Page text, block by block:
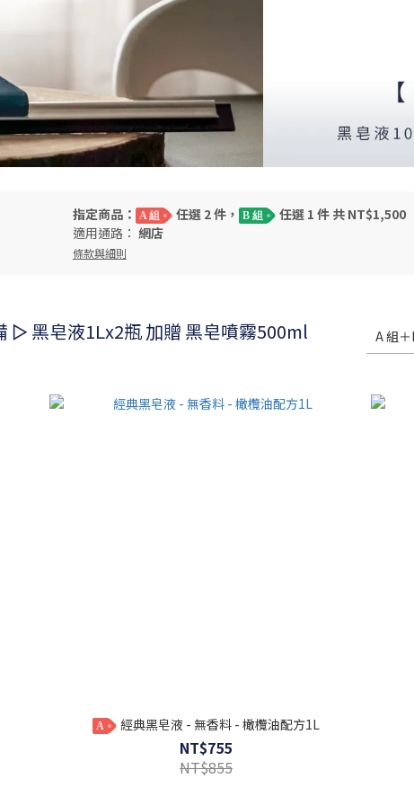
指定商品： A 組 任選 2 件， B 組
任選 1 件 共 NT$1,500
適用通路： 網店
條款與細則
▻ 黑皂液1Lx2瓶 加贈 黑皂噴霧500ml A 組
A 經典黑皂液 - 無香料 - 橄欖油配方1L
NT$755
NT$855